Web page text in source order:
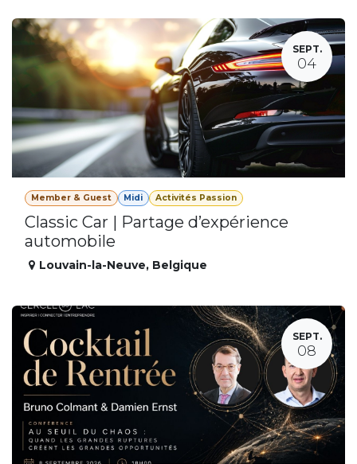
SEPT.
04
Member & Guest Midi Activités Passion
Classic Car | Partage d’expérience
automobile
Louvain-la-Neuve, Belgique
SEPT.
08